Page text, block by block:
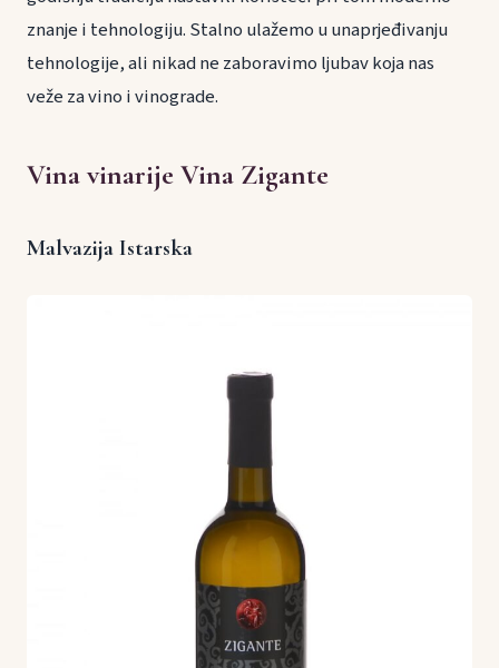
znanje i tehnologiju. Stalno ulažemo u unaprjeđivanju
tehnologije, ali nikad ne zaboravimo ljubav koja nas
veže za vino i vinograde.
Vina vinarije Vina Zigante
Malvazija Istarska